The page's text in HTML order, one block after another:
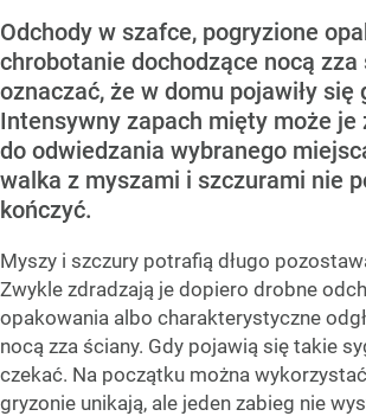
Odchody w szafce, pogryzione
chrobotanie dochodzące nocą zza
oznaczać, że w domu pojawiły się
Intensywny zapach mięty może je
do odwiedzania wybranego
walka z myszami i szczurami nie
kończyć.
Myszy i szczury potrafią długo
Zwykle zdradzają je dopiero drobne
opakowania albo charakterystyczne
nocą zza ściany. Gdy pojawią się takie
czekać. Na początku można
gryzonie unikają, ale jeden zabieg nie